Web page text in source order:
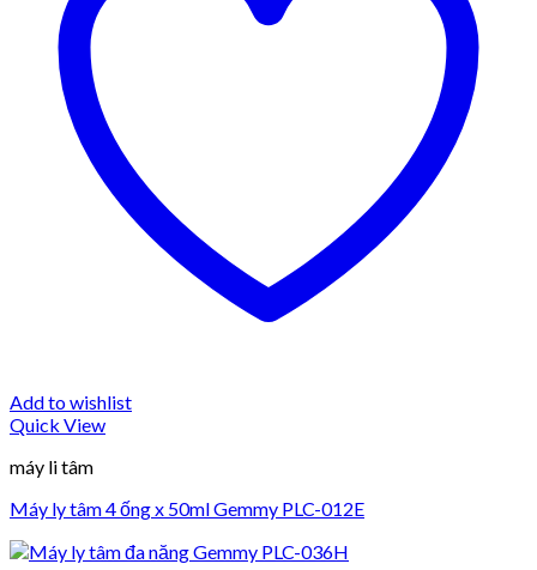
Add to wishlist
Quick View
máy li tâm
Máy ly tâm 4 ống x 50ml Gemmy PLC-012E